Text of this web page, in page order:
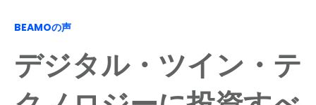
BEAMOの声
デジタル・ツイン・テ